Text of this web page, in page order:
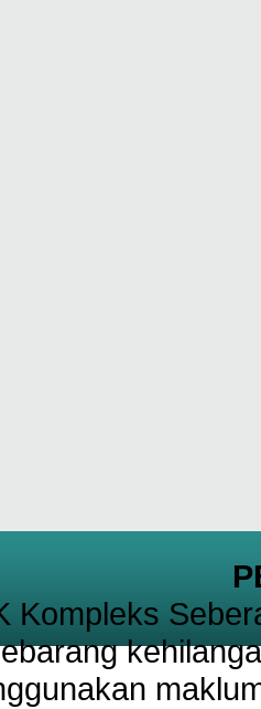
Kompleks